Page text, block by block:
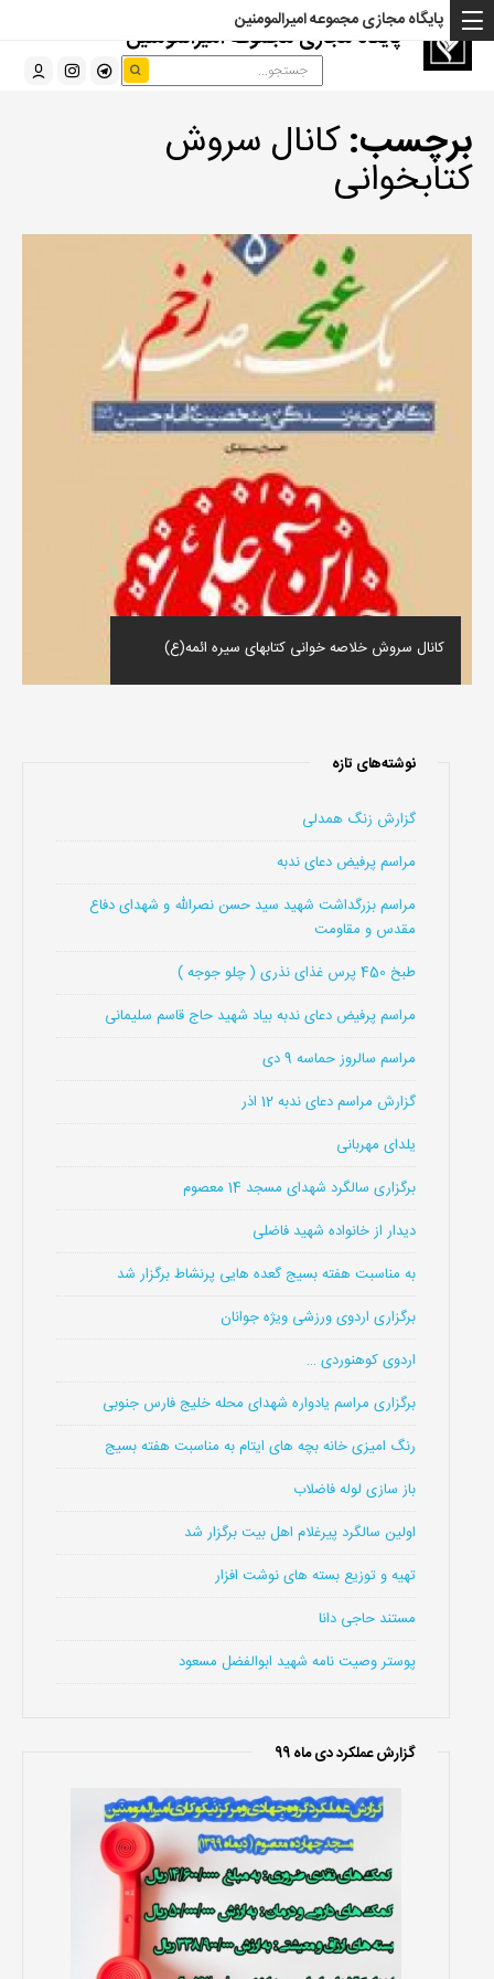
پایگاه مجازی مجموعه امیرالمومنین
پایگاه مجازی مجموعه امیرالمومنین
برچسب:کانال سروش
کتابخوانی
کانال سروش خلاصه خوانی کتابهای سیره ائمه(ع)
نوشته‌های تازه
گزارش زنگ همدلی
مراسم پرفیض دعای ندبه
مراسم بزرگداشت شهید سید حسن نصرالله و شهدای دفاع
مقدس و مقاومت
طبخ 450 پرس غذای نذری ( چلو جوجه )
مراسم پرفیض دعای ندبه بیاد شهید حاج قاسم سلیمانی
مراسم سالروز حماسه 9 دی
گزارش مراسم دعای ندبه 12 اذر
یلدای مهربانی
برگزاری سالگرد شهدای مسجد 14 معصوم
دیدار از خانواده شهید فاضلی
به مناسبت هفته بسیج گعده هایی پرنشاط برگزار شد
برگزاری اردوی ورزشی ویژه جوانان
اردوی کوهنوردی …
برگزاری مراسم یادواره شهدای محله خلیج فارس جنوبی
رنگ امیزی خانه بچه های ایتام به مناسبت هفته بسیج
باز سازی لوله فاضلاب
اولین سالگرد پیرغلام اهل بیت برگزار شد
تهیه و توزیع بسته های نوشت افزار
مستند حاجی دانا
پوستر وصیت نامه شهید ابوالفضل مسعود
گزارش عملکرد دی ماه 99